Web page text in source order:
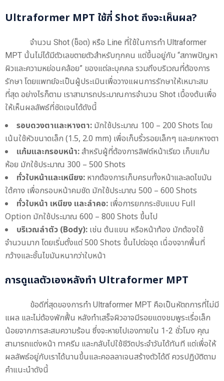
Ultraformer MPT ใช้กี่ Shot ถึงจะเห็นผล?
จำนวน Shot (ช็อต) หรือ Line ที่ใช้ในการทำ Ultraformer
MPT นั้นไม่ได้มีตัวเลขตายตัวสำหรับทุกคน แต่ขึ้นอยู่กับ “สภาพปัญหา
ผิวและความหย่อนคล้อย” ของแต่ละบุคคล รวมถึงบริเวณที่ต้องการ
รักษา โดยแพทย์จะเป็นผู้ประเมินเพื่อวางแผนการรักษาให้เหมาะสม
ที่สุด อย่างไรก็ตาม เราสามารถประมาณการจำนวน Shot เบื้องต้นเพื่อ
ให้เห็นผลลัพธ์ที่ชัดเจนได้ดังนี้
รอบดวงตาและหางตา: มักใช้ประมาณ 100 – 200 Shots โดย
เน้นใช้หัวขนาดเล็ก (1.5, 2.0 mm) เพื่อเก็บริ้วรอยเล็กๆ และยกหางตา
แก้มและกรอบหน้า:สำหรับผู้ที่ต้องการลิฟต์หน้าเรียว เก็บแก้ม
ห้อย มักใช้ประมาณ 300 – 500 Shots
ทั่วใบหน้าและเหนียง: หากต้องการเก็บครบทั้งหน้าและลดไขมัน
ใต้คาง เพื่อกรอบหน้าคมชัด มักใช้ประมาณ 500 – 600 Shots
ทั่วใบหน้า เหนียง และลำคอ: เพื่อการยกกระชับแบบ Full
Option มักใช้ประมาณ 600 – 800 Shots ขึ้นไป
บริเวณลำตัว (Body): เช่น ต้นแขน หรือหน้าท้อง มักต้องใช้
จำนวนมาก โดยเริ่มตั้งแต่ 500 Shots ขึ้นไปต่อจุด เนื่องจากพื้นที่
กว้างและชั้นไขมันหนากว่าใบหน้า
การดูแลตัวเองหลังทำ Ultraformer MPT
ข้อดีที่สุดของการทำ Ultraformer MPT คือเป็นหัตถการที่ไม่มี
แผล และไม่ต้องพักฟื้น หลังทำเสร็จผิวอาจมีรอยแดงชมพูระเรื่อเล็ก
น้อยจากการสะสมความร้อน ซึ่งจะหายไปเองภายใน 1-2 ชั่วโมง คุณ
สามารถแต่งหน้า ทาครีม และกลับไปใช้ชีวิตประจำวันได้ทันที แต่เพื่อให้
ผลลัพธ์อยู่กับเราได้นานขึ้นและคอลลาเจนสร้างตัวได้ดี ควรปฏิบัติตาม
คำแนะนำดังนี้